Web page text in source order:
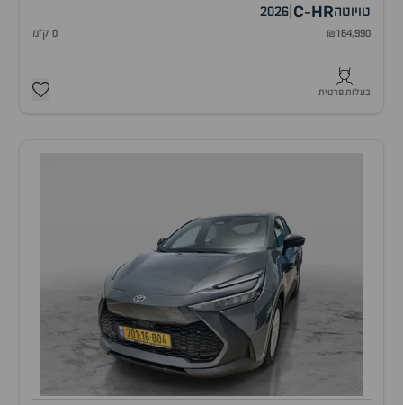
טויוטה C-HR
2026
₪164,990 0 ק"מ
בעלות פרטית